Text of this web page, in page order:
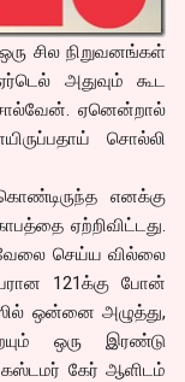
சில நிறுவனங்கள்
அதுவும் கூட
ஏனென்றால்
சொல்லி
எனக்கு
ஏற்றிவிட்டது.
செய்ய வில்லை
121க்கு போன்
ஒன்னை அழுத்து,
ஒரு இரண்டு
கஸ்டமர் கேர் ஆளிடம்